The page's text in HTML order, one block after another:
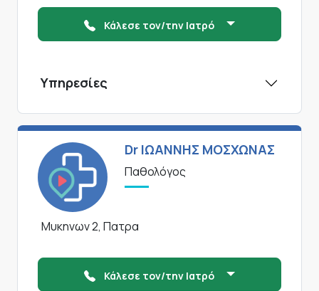
Κάλεσε τον/την Ιατρό
Υπηρεσίες
Dr ΙΩΑΝΝΗΣ ΜΟΣΧΩΝΑΣ
Παθολόγος
Μυκηνων 2, Πατρα
Κάλεσε τον/την Ιατρό